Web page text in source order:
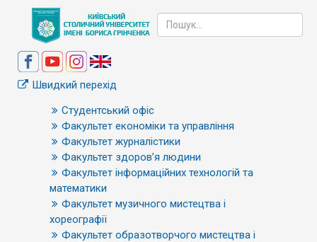
Швидкий перехід
Студентський офіс
Факультет економіки та управління
Факультет журналістики
Факультет здоров’я людини
Факультет інформаційних технологій та
математики
Факультет музичного мистецтва і
хореографії
Факультет образотворчого мистецтва і